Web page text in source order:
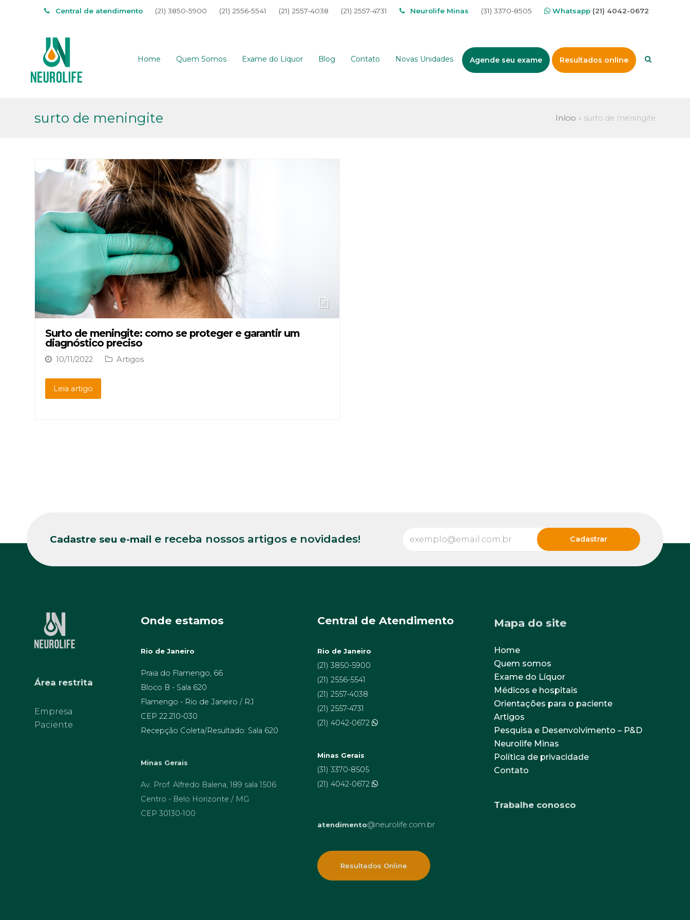
Central de atendimento (21) 3850-5900 (21) 2556-5541 (21) 2557-4038 (21) 2557-4731 Neurolife Minas (31) 3370-8505 Whatsapp (21) 4042-0672
Home Quem Somos Exame do Líquor Blog Contato Novas Unidades Agende seu exame Resultados online
surto de meningite Início » surto de meningite
Surto de meningite: como se proteger e garantir um
diagnóstico preciso
10/11/2022 Artigos
Leia artigo
Cadastre seu e-mail e receba nossos artigos e novidades!
Paciente
Onde estamos
Rio de Janeiro
Praia do Flamengo, 66
Bloco B - Sala 620
Flamengo - Rio de Janeiro / RJ
CEP 22.210-030
Recepção Coleta/Resultado: Sala 620
Centro - Belo Horizonte / MG
CEP 30130-100
Central de Atendimento
Rio de Janeiro
(21) 3850-5900
(21) 2556-5541
(21) 2557-4038
(21) 2557-4731
(21) 4042-0672
Minas Gerais
(31) 3370-8505
(21) 4042-0672
atendimento@neurolife.com.br
Mapa do site
Home
Quem somos
Exame do Líquor
Médicos e hospitais
Orientações para o paciente
Artigos
Pesquisa e Desenvolvimento – P&D
Neurolife Minas
Política de privacidade
Contato
Trabalhe conosco